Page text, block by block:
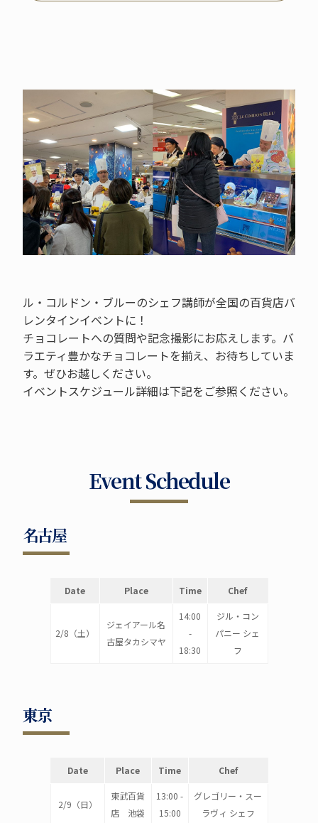
ル・コルドン・ブルーのシェフ講師が全国の百貨店バ
レンタインイベントに！
チョコレートへの質問や記念撮影にお応えします。バ
ラエティ豊かなチョコレートを揃え、お待ちしていま
す。ぜひお越しください。
イベントスケジュール詳細は下記をご参照ください。
Event Schedule
名古屋
Date Place Time Chef
2/8（土）
ジェイアール名
古屋タカシマヤ
14:00
-
18:30
ジル・コン
パニー シェ
フ
東京
Date Place Time Chef
2/9（日）
東武百貨
店 池袋
13:00 -
15:00
グレゴリー・スー
ラヴィ シェフ